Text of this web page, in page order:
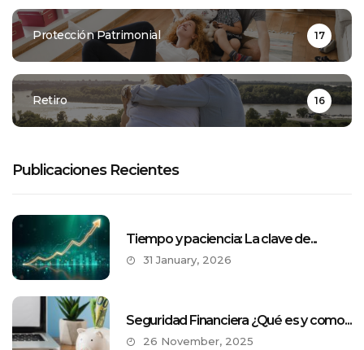
Protección Patrimonial 17
Retiro 16
Publicaciones Recientes
Tiempo y paciencia: La clave de...
31 January, 2026
Seguridad Financiera ¿Qué es y como...
26 November, 2025